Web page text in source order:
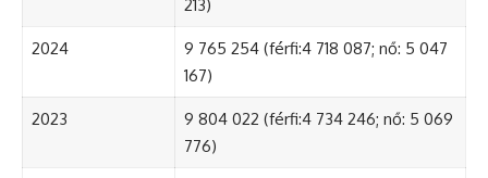
213)
2024
9 765 254 (férfi:4 718 087; nő: 5 047
167)
2023
9 804 022 (férfi:4 734 246; nő: 5 069
776)